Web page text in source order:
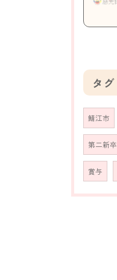
タグ
鯖江市
第二新卒
賞与